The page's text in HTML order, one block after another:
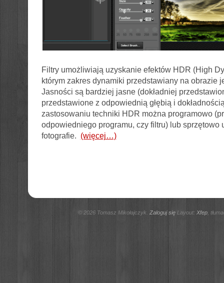
Filtry umożliwiają uzyskanie efektów HDR (High
którym zakres dynamiki przedstawiany na obrazie
Jasności są bardziej jasne (dokładniej
przedstawione z odpowiednią głębią i
zastosowaniu techniki HDR można programowo
odpowiedniego programu, czy filtru) lub sprzętowo
fotografie. (więcej…)
© 2026 Tomasz Mikołajczyk. Zaloguj sięLayout: Xfep,